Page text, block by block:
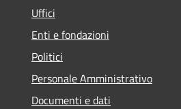
Uffici
Enti e fondazioni
Politici
Personale Amministrativo
Documenti e dati